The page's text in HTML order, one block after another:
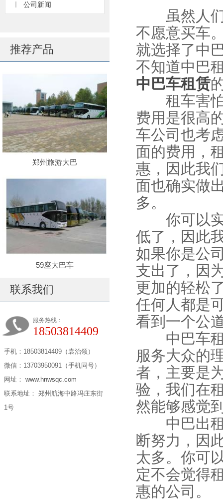
公司新闻
推荐产品
郑州旅游大巴
59座大巴车
联系我们
服务热线：
18503814409
手机：18503814409（袁治领）
微信：13703950091（手机同号）
网址： www.hnwsqc.com
联系地址： 郑州航海中路冯庄东街
1号
虽然人们
不愿意买车
就选择了中
不知道中巴
中巴车租赁
租车害怕
费用是很高
车公司也考
面的费用，
惠，因此我
面也确实做
多。
你可以实
低了，因此
如果你是公
支出了，因
更加的轻松
任何人都是
看到一个公
中巴车租
服务大众的
者，主要是
验，我们在
然能够感觉
中巴出租
断努力，因
太多。你可
定不会觉得
惠的公司。